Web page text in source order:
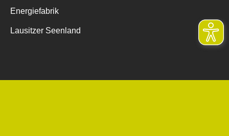
Energiefabrik
Lausitzer Seenland